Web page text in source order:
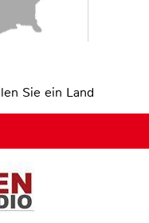
Sie ein Land